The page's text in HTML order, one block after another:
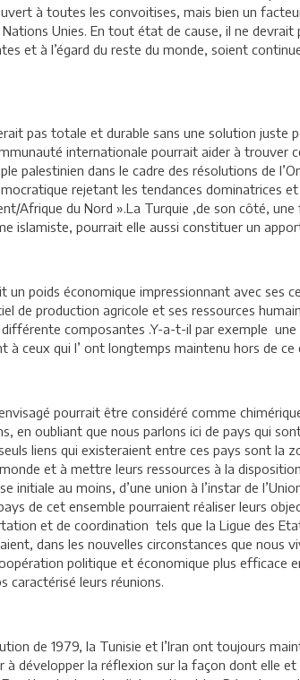
à toutes les convoitises, mais bien un
Unies. En tout état de cause, il ne
et à l’égard du reste du monde, soient
pas totale et durable sans une solution juste
internationale pourrait aider à trouver
palestinien dans le cadre des résolutions de
rejetant les tendances dominatrices
Afrique du Nord ».La Turquie ,de son côté,
islamiste, pourrait elle aussi constituer un
poids économique impressionnant avec ses
de production agricole et ses ressources
composantes .Y-a-t-il par exemple
à ceux qui l’ ont longtemps maintenu hors de ce
pourrait être considéré comme
en oubliant que nous parlons ici de pays qui
liens qui existeraient entre ces pays sont la
et à mettre leurs ressources à la
initiale au moins, d’une union à l’instar de
de cet ensemble pourraient réaliser leurs
et de coordination tels que la Ligue des
dans les nouvelles circonstances que nous
politique et économique plus efficace
caractérisé leurs réunions.
de 1979, la Tunisie et l’Iran ont toujours
développer la réflexion sur la façon dont elle